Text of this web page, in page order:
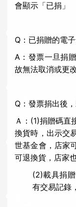
會顯示「已捐」
Q：已捐贈的電
A：發票一旦捐贈
故無法取消或更改
Q：發票捐出後
Ａ：(1)捐贈碼直
換貨時，出示交
世基金會，店家
可退換貨，店家
(2)載具捐
有交易記錄